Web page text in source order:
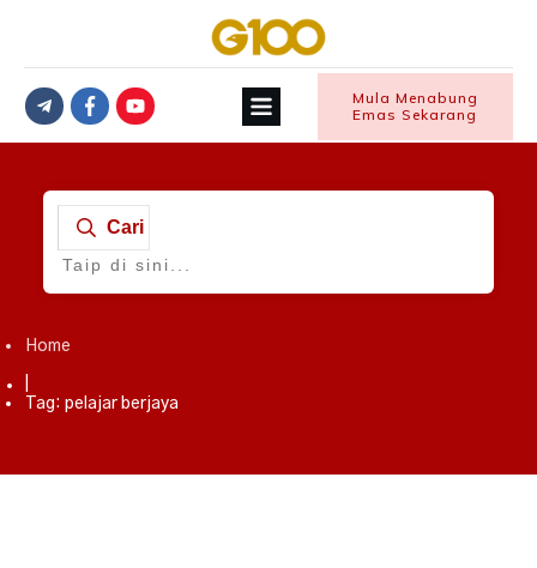
Mula Menabung
Emas Sekarang
Cari
Home
Tag: pelajar berjaya